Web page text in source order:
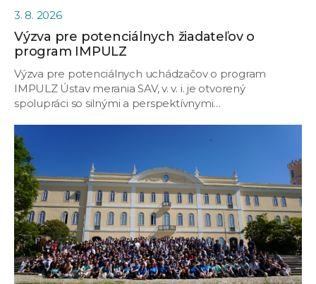
Výzva pre potenciálnych žiadateľov o
program IMPULZ
3. 8. 2026
Výzva pre potenciálnych uchádzačov o program
IMPULZ Ústav merania SAV, v. v. i. je otvorený
spolupráci so silnými a perspektívnymi…